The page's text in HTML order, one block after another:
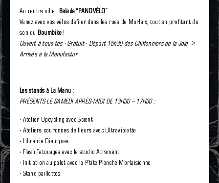
Au centre ville : Balade “PANOVÉLO”
Venez avec vos vélos défiler dans les rues de Morlaix, tout en profitant du
son du Boumbike!
Ouvert à tous·tes · Gratuit · Départ 15h30 des Chiffonniers de la Joie >
Arrivée à la Manufactur
Les stands à La Manu :
PRÉSENTS LE SAMEDI APRÈS-MIDI DE 13H30 – 17H30 :
· Atelier Upcycling avec Scient
· Ateliers couronnes de fleurs avec Ultraviolette
· Librairie Dialogues
· Flash Tatouages avec le studio Atrament
· Initiation au palet avec la P’tite Planche Morlaisienne
· Stand paillettes